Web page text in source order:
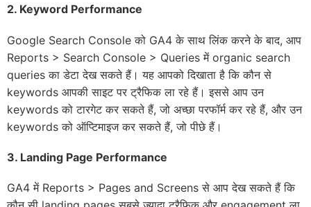
2. Keyword Performance
Google Search Console को GA4 के साथ लिंक करने के बाद, आप
Reports > Search Console > Queries में organic search
queries का डेटा देख सकते हैं। यह आपको दिखाता है कि कौन से
keywords आपकी साइट पर ट्रैफिक ला रहे हैं। इससे आप उन
keywords को टारगेट कर सकते हैं, जो अच्छा परफॉर्म कर रहे हैं, और उन
keywords को ऑप्टिमाइज कर सकते हैं, जो पीछे हैं।
3. Landing Page Performance
GA4 में Reports > Pages and Screens से आप देख सकते हैं कि